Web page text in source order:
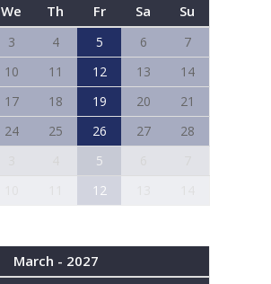
We Th Fr Sa Su
3 4 5 6
7
10 11 12 13
14
17 18 19 20
21
24 25 26 27
28
5
12
March - 2027